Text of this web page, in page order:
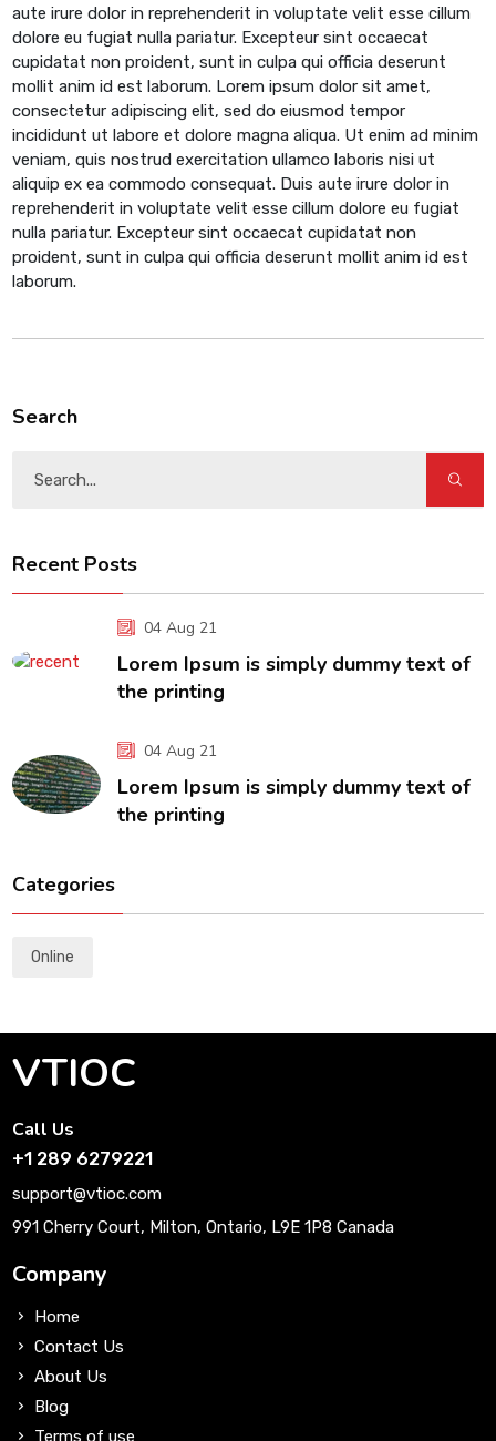
aute irure dolor in reprehenderit in voluptate velit esse cillum
dolore eu fugiat nulla pariatur. Excepteur sint occaecat
cupidatat non proident, sunt in culpa qui officia deserunt
mollit anim id est laborum. Lorem ipsum dolor sit amet,
consectetur adipiscing elit, sed do eiusmod tempor
incididunt ut labore et dolore magna aliqua. Ut enim ad minim
veniam, quis nostrud exercitation ullamco laboris nisi ut
aliquip ex ea commodo consequat. Duis aute irure dolor in
reprehenderit in voluptate velit esse cillum dolore eu fugiat
nulla pariatur. Excepteur sint occaecat cupidatat non
proident, sunt in culpa qui officia deserunt mollit anim id est
laborum.
Search
Recent Posts
04 Aug 21
Lorem Ipsum is simply dummy text of
the printing
04 Aug 21
Lorem Ipsum is simply dummy text of
the printing
Categories
Online
VTIOC
Call Us
+1 289 6279221
support@vtioc.com
991 Cherry Court, Milton, Ontario, L9E 1P8 Canada
Company
Home
Contact Us
About Us
Blog
Terms of use